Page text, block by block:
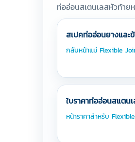
ท่ออ่อนสเตนเลสหัวท้า
สเปคท่ออ่อนยางแล
กลับหน้าแม่ Flexible
ใบราคาท่ออ่อนสแตน
หน้าราคาสำหรับ